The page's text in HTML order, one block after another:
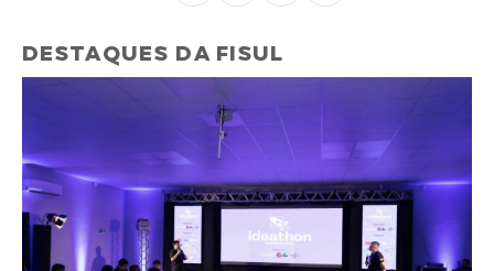
DESTAQUES DA FISUL